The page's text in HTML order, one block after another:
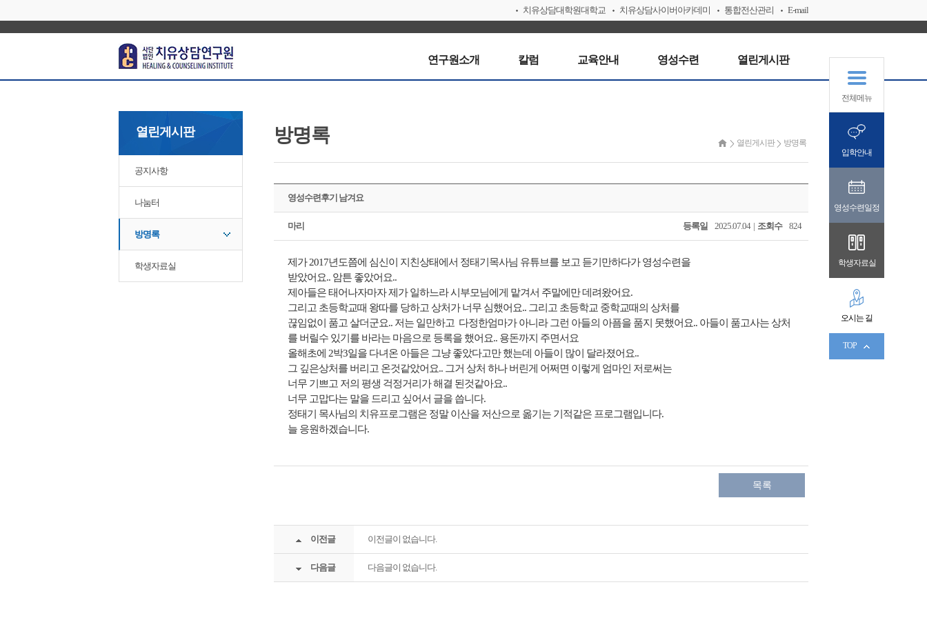
치유상담대학원대학교 치유상담사이버아카데미 통합전산관리 E-mail
연구원소개 칼럼 교육안내 영성수련 열린게시판
열린게시판
공지사항
나눔터
방명록
학생자료실
방명록 열린게시판 방명록
영성수련후기 남겨요
마리 등록일 2025.07.04 | 조회수 824
제가 2017년도쯤에 심신이 지친상태에서 정태기목사님 유튜브를 보고 듣기만하다가 영성수련을
받았어요.. 암튼 좋았어요..
제아들은 태어나자마자 제가 일하느라 시부모님에게 맡겨서 주말에만 데려왔어요.
그리고 초등학교때 왕따를 당하고 상처가 너무 심했어요.. 그리고 초등학교 중학교때의 상처를
끊임없이 품고 살더군요.. 저는 일만하고 다정한엄마가 아니라 그런 아들의 아픔을 품지 못했어요.. 아들이 품고사는 상처
를 버릴수 있기를 바라는 마음으로 등록을 했어요.. 용돈까지 주면서요
올해초에 2박3일을 다녀온 아들은 그냥 좋았다고만 했는데 아들이 많이 달라졌어요..
그 깊은상처를 버리고 온것같았어요.. 그거 상처 하나 버린게 어쩌면 이렇게 엄마인 저로써는
너무 기쁘고 저의 평생 걱정거리가 해결 된것같아요..
너무 고맙다는 말을 드리고 싶어서 글을 씁니다.
정태기 목사님의 치유프로그램은 정말 이산을 저산으로 옮기는 기적같은 프로그램입니다.
늘 응원하겠습니다.
목록
이전글 이전글이 없습니다.
다음글 다음글이 없습니다.
전체메뉴
입학안내
영성수련일정
학생자료실
오시는 길
TOP